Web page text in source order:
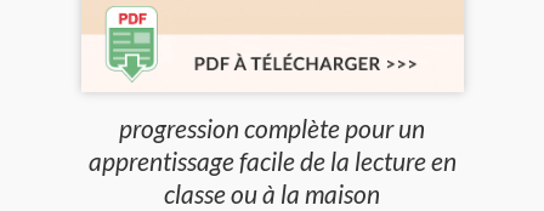
progression complète pour un
apprentissage facile de la lecture en
classe ou à la maison